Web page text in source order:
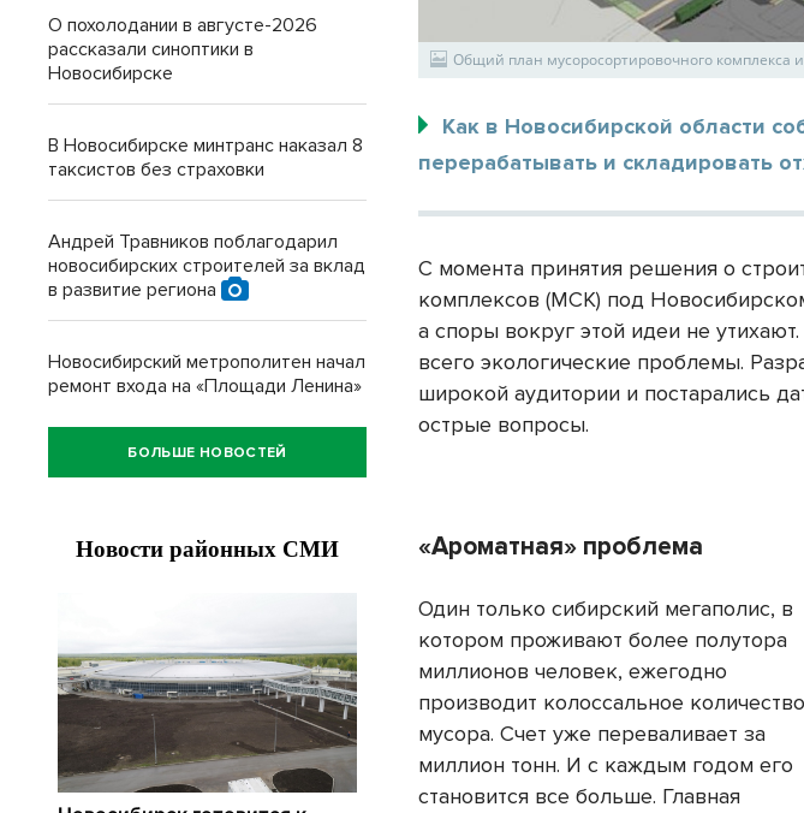
Общий план мусоросортировочного комплекса
Как в Новосибирской области
перерабатывать и складировать
С момента принятия решения о
комплексов (МСК) под
а споры вокруг этой идеи не
всего экологические проблемы.
широкой аудитории и постарались
острые вопросы.
«Ароматная» проблема
Один только сибирский мегаполис, в
котором проживают более полутора
миллионов человек, ежегодно
производит колоссальное количество
мусора. Счет уже переваливает за
миллион тонн. И с каждым годом его
становится все больше. Главная
О похолодании в августе-2026
рассказали синоптики в
Новосибирске
В Новосибирске минтранс наказал 8
таксистов без страховки
Андрей Травников поблагодарил
новосибирских строителей за вклад
в развитие региона
Новосибирский метрополитен начал
ремонт входа на «Площади Ленина»
БОЛЬШЕ НОВОСТЕЙ